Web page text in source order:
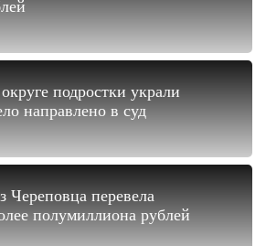
подростки украли
направлено в суд
Череповца перевела
полумиллиона рублей